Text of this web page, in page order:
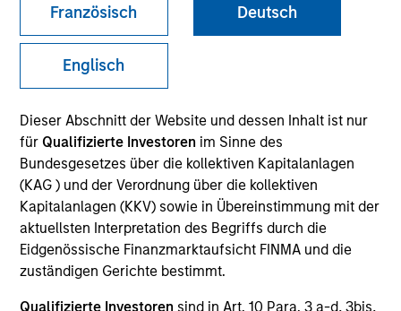
Französisch Deutsch
Englisch
Dieser Abschnitt der Website und dessen Inhalt ist nur
für Qualifizierte Investoren im Sinne des
Bundesgesetzes über die kollektiven Kapitalanlagen
(KAG ) und der Verordnung über die kollektiven
Kapitalanlagen (KKV) sowie in Übereinstimmung mit der
aktuellsten Interpretation des Begriffs durch die
Eidgenössische Finanzmarktaufsicht FINMA und die
zuständigen Gerichte bestimmt.
Qualifizierte Investoren sind in Art. 10 Para. 3 a-d, 3bis,
This is a Marketing Communication.
results. Pleaseclick here
disclosures and important information, which should be
Click Fund Name for Calendar Year returns information.
Applications for shares in the Fund should not be made
Key Information Document (“KID”) or Key Investor